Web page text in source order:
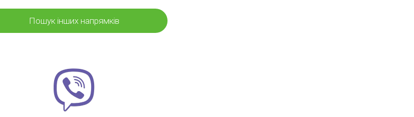
Пошук інших напрямків